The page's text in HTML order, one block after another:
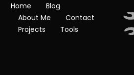
Home
Blog
About Me
Contact
Projects
Tools